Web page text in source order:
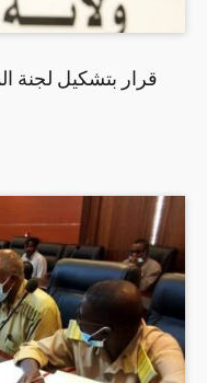
قرار بتشكيل لجنة